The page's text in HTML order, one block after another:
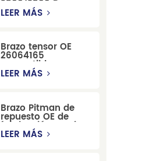
2500/3500 Brazo
tensor para una
LEER MÁS
Brazo tensor OE
26064165
compatible con
modelos Cadillac
LEER MÁS
Brazo Pitman de
repuesto OE de
fabricación precisa
12479051, fabricado
LEER MÁS